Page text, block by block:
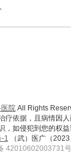
院 All Rights
依据，且病情因
如侵犯到您的权
-1 （武）医广（
42010602003731号